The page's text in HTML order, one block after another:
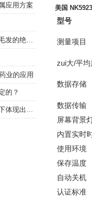
美国
型号
测量项目
zui大/平均
数据存储
数据传输
屏幕背景
内置实时
使用环境
保存温度
自动关机
认证标准
应用方案
业的应用
的？